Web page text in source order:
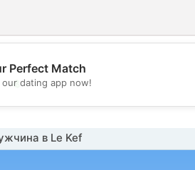
💖
Perfect Match
our dating app now!
в Le Kef